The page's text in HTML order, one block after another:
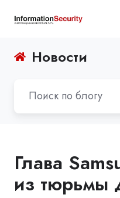
Новости
Глава
из тюрьмы